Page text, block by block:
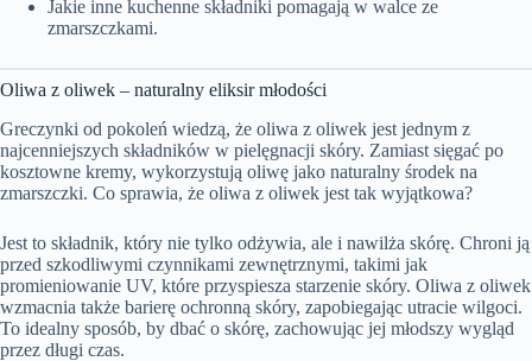
Jakie inne kuchenne składniki pomagają w walce ze
zmarszczkami.
Oliwa z oliwek – naturalny eliksir młodości
Greczynki od pokoleń wiedzą, że oliwa z oliwek jest jednym z
najcenniejszych składników w pielęgnacji skóry. Zamiast sięgać po
kosztowne kremy, wykorzystują oliwę jako naturalny środek na
zmarszczki. Co sprawia, że oliwa z oliwek jest tak wyjątkowa?
Jest to składnik, który nie tylko odżywia, ale i nawilża skórę. Chroni ją
przed szkodliwymi czynnikami zewnętrznymi, takimi jak
promieniowanie UV, które przyspiesza starzenie skóry. Oliwa z oliwek
wzmacnia także barierę ochronną skóry, zapobiegając utracie wilgoci.
To idealny sposób, by dbać o skórę, zachowując jej młodszy wygląd
przez długi czas.